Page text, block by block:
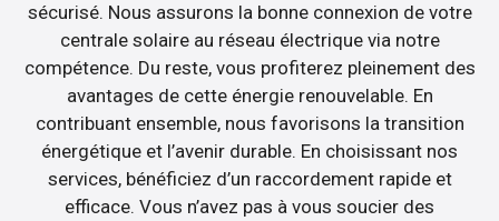
sécurisé. Nous assurons la bonne connexion de votre
centrale solaire au réseau électrique via notre
compétence. Du reste, vous profiterez pleinement des
avantages de cette énergie renouvelable. En
contribuant ensemble, nous favorisons la transition
énergétique et l’avenir durable. En choisissant nos
services, bénéficiez d’un raccordement rapide et
efficace. Vous n’avez pas à vous soucier des